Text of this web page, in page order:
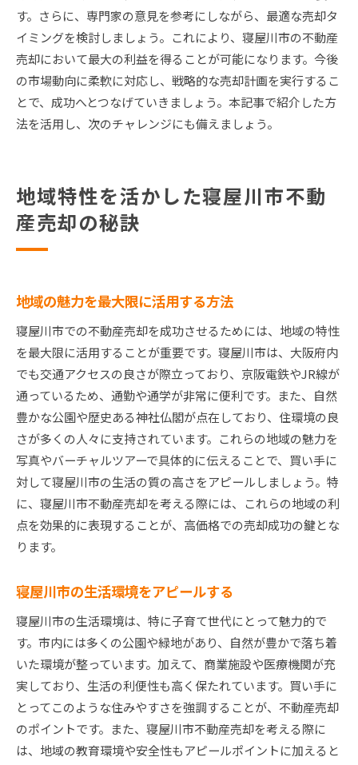
す。さらに、専門家の意見を参考にしながら、最適な売却タ
イミングを検討しましょう。これにより、寝屋川市の不動産
売却において最大の利益を得ることが可能になります。今後
の市場動向に柔軟に対応し、戦略的な売却計画を実行するこ
とで、成功へとつなげていきましょう。本記事で紹介した方
法を活用し、次のチャレンジにも備えましょう。
地域特性を活かした寝屋川市不動
産売却の秘訣
地域の魅力を最大限に活用する方法
寝屋川市での不動産売却を成功させるためには、地域の特性
を最大限に活用することが重要です。寝屋川市は、大阪府内
でも交通アクセスの良さが際立っており、京阪電鉄やJR線が
通っているため、通勤や通学が非常に便利です。また、自然
豊かな公園や歴史ある神社仏閣が点在しており、住環境の良
さが多くの人々に支持されています。これらの地域の魅力を
写真やバーチャルツアーで具体的に伝えることで、買い手に
対して寝屋川市の生活の質の高さをアピールしましょう。特
に、寝屋川市不動産売却を考える際には、これらの地域の利
点を効果的に表現することが、高価格での売却成功の鍵とな
ります。
寝屋川市の生活環境をアピールする
寝屋川市の生活環境は、特に子育て世代にとって魅力的で
す。市内には多くの公園や緑地があり、自然が豊かで落ち着
いた環境が整っています。加えて、商業施設や医療機関が充
実しており、生活の利便性も高く保たれています。買い手に
とってこのような住みやすさを強調することが、不動産売却
のポイントです。また、寝屋川市不動産売却を考える際に
は、地域の教育環境や安全性もアピールポイントに加えると